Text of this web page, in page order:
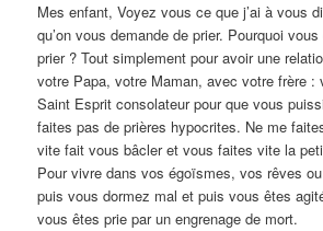
Mes enfant, Voyez vous ce que j’ai à vous
qu’on vous demande de prier. Pourquoi
prier ? Tout simplement pour avoir une
votre Papa, votre Maman, avec votre frère :
Saint Esprit consolateur pour que vous
faites pas de prières hypocrites. Ne me
vite fait vous bâcler et vous faites vite la
Pour vivre dans vos égoïsmes, vos rêves
puis vous dormez mal et puis vous êtes
vous êtes prie par un engrenage de mort.